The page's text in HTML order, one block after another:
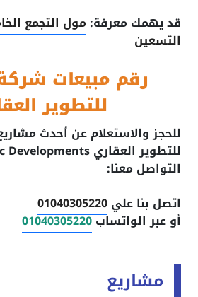
قد يهمك معرفة:مول التجمع
التسعين
رقم مبيعات
للتطوير
للحجز والاستعلام عن أحدث
التواصل معنا:
اتصل بنا علي01040305220
أو عبر الواتساب01040305220
مشاريع